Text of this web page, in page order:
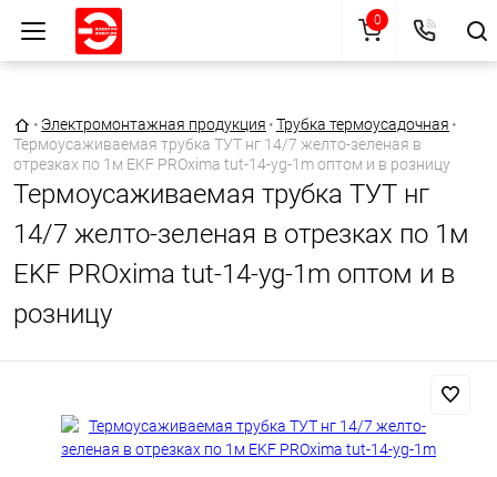
Главная страница
• Электромонтажная продукция •Трубка термоусадочная •
Термоусаживаемая трубка ТУТ нг 14/7 желто-зеленая в
отрезках по 1м EKF PROxima tut-14-yg-1m оптом и в розницу
Термоусаживаемая трубка ТУТ нг
14/7 желто-зеленая в отрезках по 1м
EKF PROxima tut-14-yg-1m оптом и в
розницу
0